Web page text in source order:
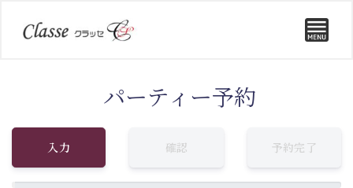
パーティー予約
入力 確認 予約完了